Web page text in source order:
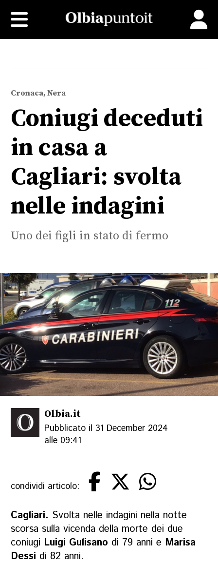
Cronaca, Nera
Coniugi deceduti
in casa a
Cagliari: svolta
nelle indagini
Uno dei figli in stato di fermo
Olbia.it
Pubblicato il 31 December 2024
alle 09:41
condividi articolo:
Cagliari. Svolta nelle indagini nella notte
scorsa sulla vicenda della morte dei due
coniugi Luigi Gulisano di 79 anni e Marisa
Dessì di 82 anni.